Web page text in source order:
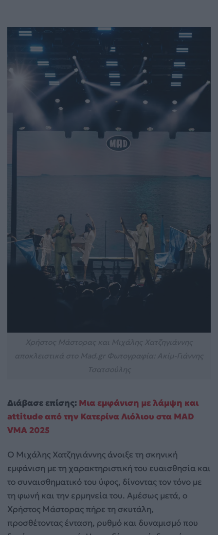
Διάβασε επίσης: Μια εμφάνιση με λάμψη και
attitude από την Κατερίνα Λιόλιου στα MAD
VMA 2025
Ο Μιχάλης Χατζηγιάννης άνοιξε τη σκηνική
εμφάνιση με τη χαρακτηριστική του ευαισθησία και
το συναισθηματικό του ύφος, δίνοντας τον τόνο με
τη φωνή και την ερμηνεία του. Αμέσως μετά, ο
Χρήστος Μάστορας πήρε τη σκυτάλη,
προσθέτοντας ένταση, ρυθμό και δυναμισμό που